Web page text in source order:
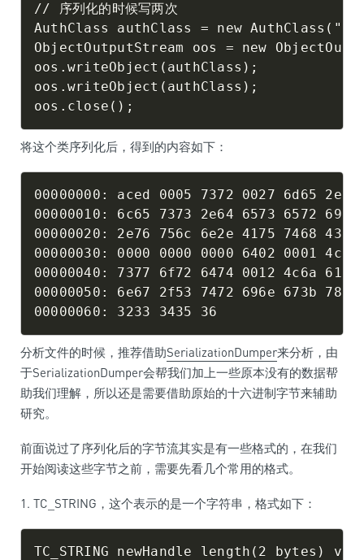
// 序列化的时候写两次
AuthClass authClass = new
ObjectOutputStream oos = new
oos.writeObject(authClass);
oos.writeObject(authClass);
将这个类序列化后，得到的内容如下：
00000000: aced 0005 7372 0027 6d65
00000010: 6c65 7373 2e64 6573 6572
00000020: 2e76 756c 6e2e 4175 7468
00000030: 0000 0000 0000 6402 0001
00000040: 7377 6f72 6474 0012 4c6a
00000050: 6e67 2f53 7472 696e 673b
分析文件的时候，推荐借助SerializationDumper来分析，由
于SerializationDumper会帮我们加上一些原本没有的数据帮
助我们理解，所以还是需要借助原始的十六进制字节来辅助
研究。
前面说过了序列化后的字节流其实是有一些格式的，在我们
开始阅读这些字节之前，需要先看几个常用的格式。
1. TC_STRING，这个表示的是一个字符串，格式如下：
TC_STRING newHandle length(2 bytes)